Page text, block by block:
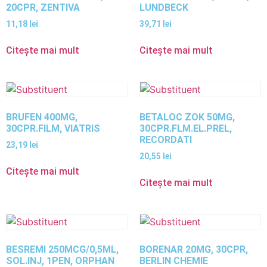
20CPR, ZENTIVA
11,18 lei
Citește mai mult
LUNDBECK
39,71 lei
Citește mai mult
BRUFEN 400MG,
30CPR.FILM, VIATRIS
23,19 lei
Citește mai mult
BETALOC ZOK 50MG,
30CPR.FLM.EL.PREL,
RECORDATI
20,55 lei
Citește mai mult
BESREMI 250MCG/0,5ML,
SOL.INJ, 1PEN, ORPHAN
BORENAR 20MG, 30CPR,
BERLIN CHEMIE